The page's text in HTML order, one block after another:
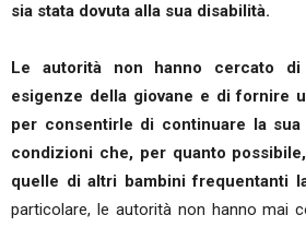
sia stata dovuta alla sua disabilità.
Le autorità non hanno cercato
esigenze della giovane e di fornire
per consentirle di continuare la
condizioni che, per quanto
quelle di altri bambini frequentanti
particolare, le autorità non hanno mai